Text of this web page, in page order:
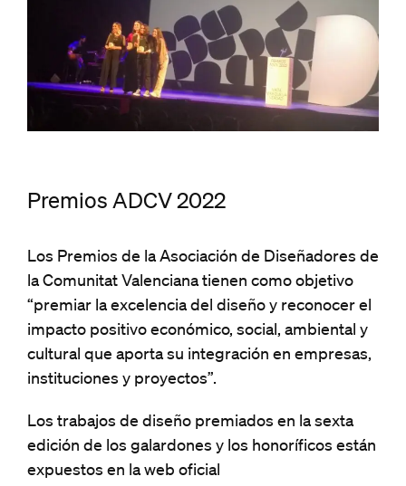
Premios ADCV 2022
Los Premios de la Asociación de Diseñadores de
la Comunitat Valenciana tienen como objetivo
“premiar la excelencia del diseño y reconocer el
impacto positivo económico, social, ambiental y
cultural que aporta su integración en empresas,
instituciones y proyectos”.
Los trabajos de diseño premiados en la sexta
edición de los galardones y los honoríficos están
expuestos en la web oficial